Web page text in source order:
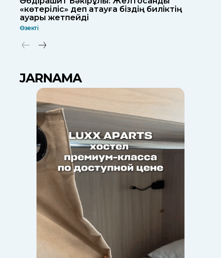
«көтеріліс» деп атауға біздің биліктің
қауқары жетпейді
Өзекті
JARNAMA